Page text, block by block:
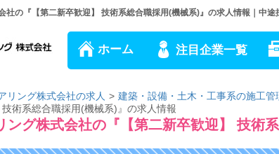
社の『【第二新卒歓迎】 技術系総合職採用(機械系)』の求人情報｜中
ホーム 注目企業一覧
リング株式会社の求人
建築・設備・土木・工事系の施工管
技術系総合職採用(機械系)』の求人情報
ング株式会社の『【第二新卒歓迎】 技術